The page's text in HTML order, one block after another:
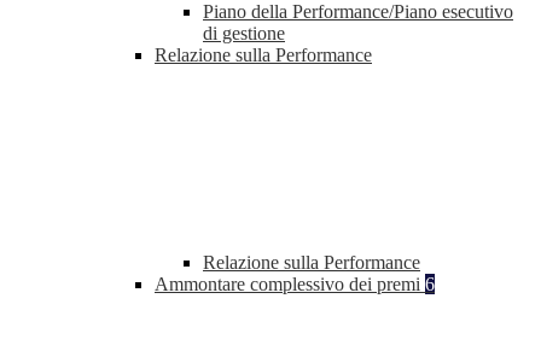
Piano della Performance/Piano esecutivo
di gestione
Relazione sulla Performance
Relazione sulla Performance
Ammontare complessivo dei premi 6